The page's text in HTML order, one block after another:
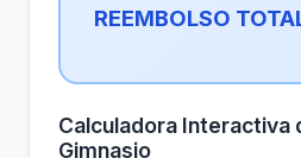
REEMBOLSO
Calculadora Interactiva
Gimnasio